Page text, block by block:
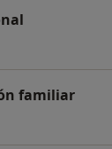
de
buscando
familiar